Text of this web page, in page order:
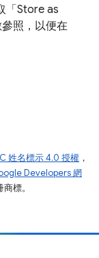
「Store as
參照，以便在
姓名標示 4.0 授權 ，
Developers 網
標。